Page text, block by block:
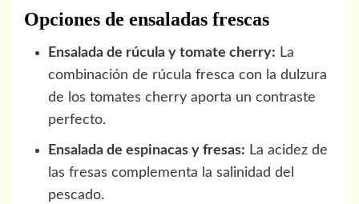
Opciones de ensaladas frescas
Ensalada de rúcula y tomate cherry: La
combinación de rúcula fresca con la dulzura
de los tomates cherry aporta un contraste
perfecto.
Ensalada de espinacas y fresas: La acidez de
las fresas complementa la salinidad del
pescado.